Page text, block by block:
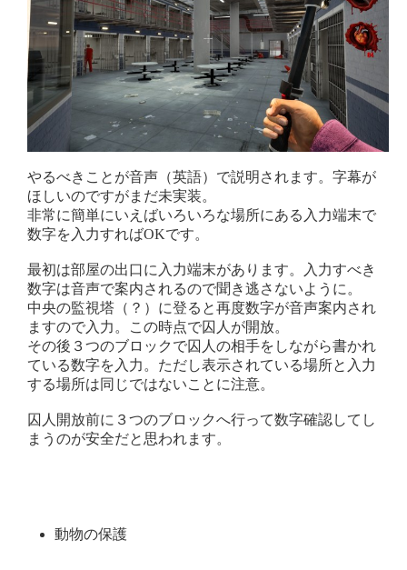
やるべきことが音声（英語）で説明されます。字幕が
ほしいのですがまだ未実装。
非常に簡単にいえばいろいろな場所にある入力端末で
数字を入力すればOKです。
最初は部屋の出口に入力端末があります。入力すべき
数字は音声で案内されるので聞き逃さないように。
中央の監視塔（？）に登ると再度数字が音声案内され
ますので入力。この時点で囚人が開放。
その後３つのブロックで囚人の相手をしながら書かれ
ている数字を入力。ただし表示されている場所と入力
する場所は同じではないことに注意。
囚人開放前に３つのブロックへ行って数字確認してし
まうのが安全だと思われます。
動物の保護